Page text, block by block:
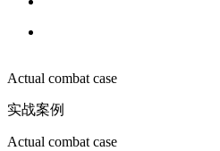
Actual combat case
实战案例
Actual combat case